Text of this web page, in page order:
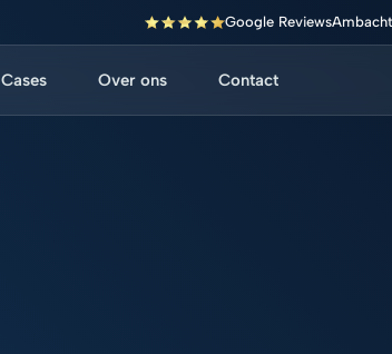
Google Reviews
Cases Over ons Contact